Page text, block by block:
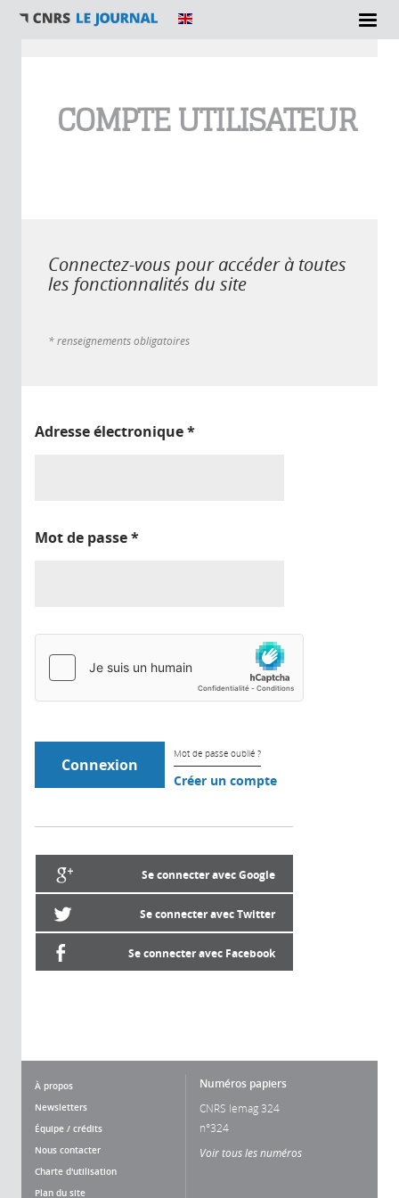
COMPTE UTILISATEUR
Connectez-vous pour accéder à toutes
les fonctionnalités du site
* renseignements obligatoires
Adresse électronique*
Mot de passe*
Mot de passe oublié ?
Créer un compte
Se connecter avec Google
Se connecter avec Twitter
Se connecter avec Facebook
À propos
Newsletters
Équipe / crédits
Nous contacter
Charte d'utilisation
Plan du site
Numéros papiers
CNRS lemag 324
n°324
Voir tous les numéros